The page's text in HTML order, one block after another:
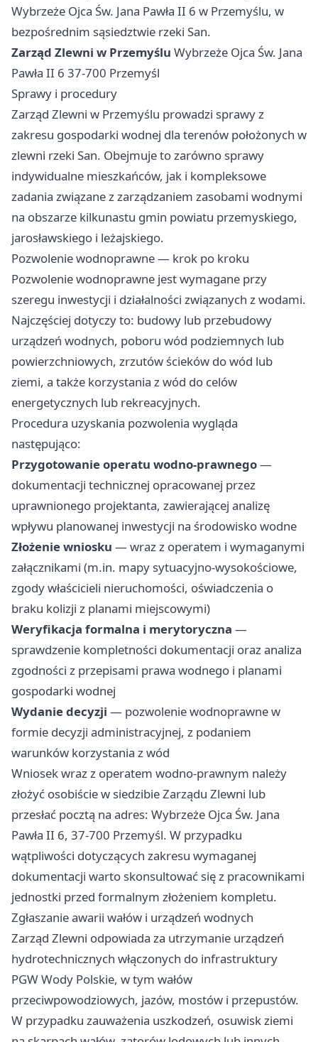
Wybrzeże Ojca Św. Jana Pawła II 6 w Przemyślu, w
bezpośrednim sąsiedztwie rzeki San.
Zarząd Zlewni w Przemyślu Wybrzeże Ojca Św. Jana
Pawła II 6 37-700 Przemyśl
Sprawy i procedury
Zarząd Zlewni w Przemyślu prowadzi sprawy z
zakresu gospodarki wodnej dla terenów położonych w
zlewni rzeki San. Obejmuje to zarówno sprawy
indywidualne mieszkańców, jak i kompleksowe
zadania związane z zarządzaniem zasobami wodnymi
na obszarze kilkunastu gmin powiatu przemyskiego,
jarosławskiego i leżajskiego.
Pozwolenie wodnoprawne — krok po kroku
Pozwolenie wodnoprawne jest wymagane przy
szeregu inwestycji i działalności związanych z wodami.
Najczęściej dotyczy to: budowy lub przebudowy
urządzeń wodnych, poboru wód podziemnych lub
powierzchniowych, zrzutów ścieków do wód lub
ziemi, a także korzystania z wód do celów
energetycznych lub rekreacyjnych.
Procedura uzyskania pozwolenia wygląda
następująco:
Przygotowanie operatu wodno-prawnego—
dokumentacji technicznej opracowanej przez
uprawnionego projektanta, zawierającej analizę
wpływu planowanej inwestycji na środowisko wodne
Złożenie wniosku — wraz z operatem i wymaganymi
załącznikami (m.in. mapy sytuacyjno-wysokościowe,
zgody właścicieli nieruchomości, oświadczenia o
braku kolizji z planami miejscowymi)
Weryfikacja formalna i merytoryczna —
sprawdzenie kompletności dokumentacji oraz analiza
zgodności z przepisami prawa wodnego i planami
gospodarki wodnej
Wydanie decyzji — pozwolenie wodnoprawne w
formie decyzji administracyjnej, z podaniem
warunków korzystania z wód
Wniosek wraz z operatem wodno-prawnym należy
złożyć osobiście w siedzibie Zarządu Zlewni lub
przesłać pocztą na adres: Wybrzeże Ojca Św. Jana
Pawła II 6, 37-700 Przemyśl. W przypadku
wątpliwości dotyczących zakresu wymaganej
dokumentacji warto skonsultować się z pracownikami
jednostki przed formalnym złożeniem kompletu.
Zgłaszanie awarii wałów i urządzeń wodnych
Zarząd Zlewni odpowiada za utrzymanie urządzeń
hydrotechnicznych włączonych do infrastruktury
PGW Wody Polskie, w tym wałów
przeciwpowodziowych, jazów, mostów i przepustów.
W przypadku zauważenia uszkodzeń, osuwisk ziemi